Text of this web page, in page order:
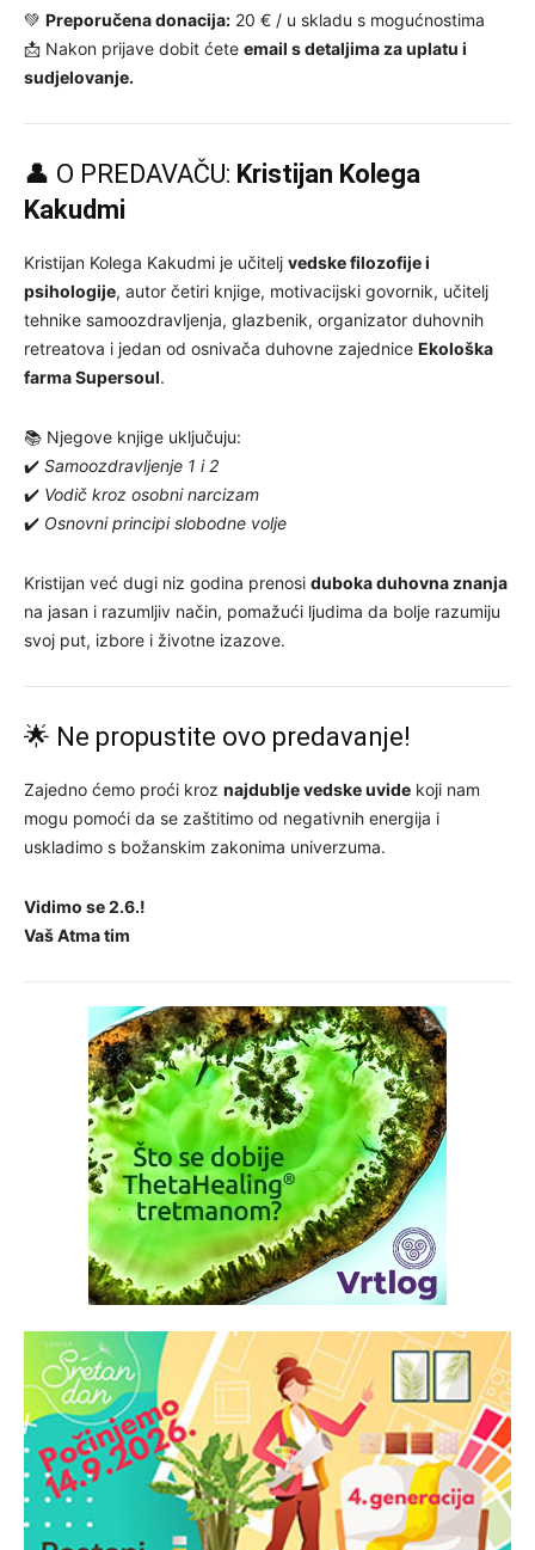
💚 Preporučena donacija: 20 € / u skladu s mogućnostima
📩 Nakon prijave dobit ćete email s detaljima za uplatu i
sudjelovanje.
👤 O PREDAVAČU: Kristijan Kolega
Kakudmi
Kristijan Kolega Kakudmi je učitelj vedske filozofije i
psihologije, autor četiri knjige, motivacijski govornik, učitelj
tehnike samoozdravljenja, glazbenik, organizator duhovnih
retreatova i jedan od osnivača duhovne zajednice Ekološka
farma Supersoul.
📚 Njegove knjige uključuju:
✔️ Samoozdravljenje 1 i 2
✔️ Vodič kroz osobni narcizam
✔️ Osnovni principi slobodne volje
Kristijan već dugi niz godina prenosi duboka duhovna znanja
na jasan i razumljiv način, pomažući ljudima da bolje razumiju
svoj put, izbore i životne izazove.
🌟 Ne propustite ovo predavanje!
Zajedno ćemo proći kroz najdublje vedske uvide koji nam
mogu pomoći da se zaštitimo od negativnih energija i
uskladimo s božanskim zakonima univerzuma.
Vidimo se 2.6.!
Vaš Atma tim